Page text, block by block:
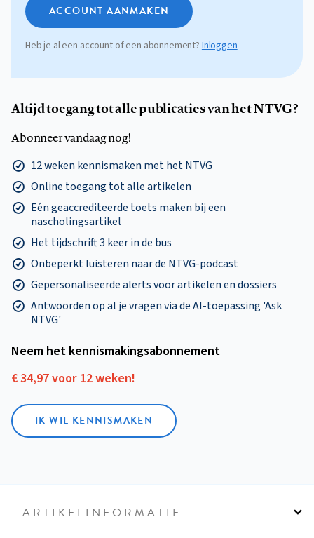
ACCOUNT AANMAKEN
Heb je al een account of een abonnement? Inloggen
Altijd toegang tot alle publicaties van het NTVG?
Abonneer vandaag nog!
12 weken kennismaken met het NTVG
Online toegang tot alle artikelen
Eén geaccrediteerde toets maken bij een
nascholingsartikel
Het tijdschrift 3 keer in de bus
Onbeperkt luisteren naar de NTVG-podcast
Gepersonaliseerde alerts voor artikelen en dossiers
Antwoorden op al je vragen via de AI-toepassing 'Ask
NTVG'
Neem het kennismakings­abonnement
€ 34,97 voor 12 weken!
IK WIL KENNISMAKEN
ARTIKELINFORMATIE